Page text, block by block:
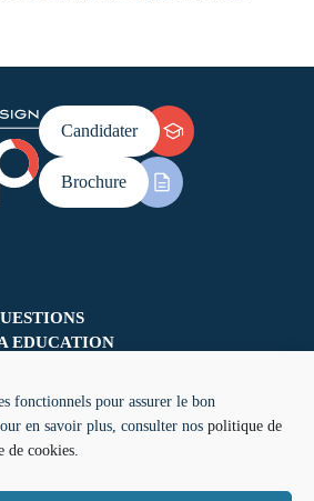
fonctionnels pour assurer le bon
en savoir plus, consulter nos politique de
de cookies.
Candidater
Brochure
EDUCATION